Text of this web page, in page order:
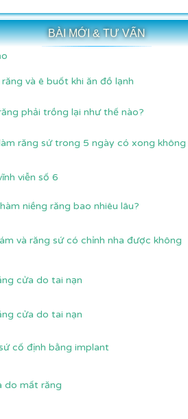
BÀI MỚI & TƯ VẤN
và ê buốt khi ăn đồ lạnh
phải trồng lại như thế nào?
răng sứ trong 5 ngày có xong không
viễn số 6
niềng răng bao nhiêu lâu?
và răng sứ có chỉnh nha được không
cửa do tai nạn
cửa do tai nạn
cố định bằng implant
do mất răng